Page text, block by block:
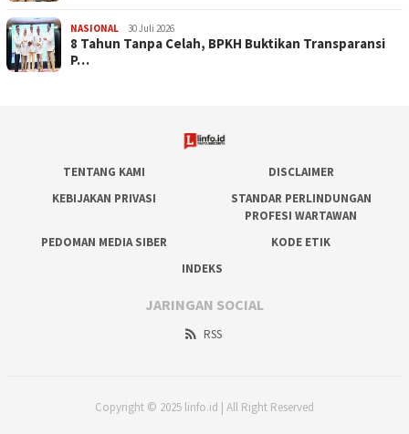
NASIONAL 30 Juli 2026
​8 Tahun Tanpa Celah, BPKH Buktikan Transparansi
P…
TENTANG KAMI
DISCLAIMER
KEBIJAKAN PRIVASI
STANDAR PERLINDUNGAN
PROFESI WARTAWAN
PEDOMAN MEDIA SIBER
KODE ETIK
INDEKS
JARINGAN SOCIAL
RSS
Copyright © 2025 linfo.id | All Right Reserved